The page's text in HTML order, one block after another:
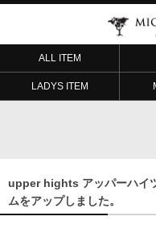
ALL ITEM
LADYS ITEM
upper hights アッパーハイ
ムをアップしました。